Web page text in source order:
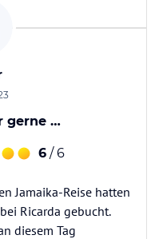
gerne …
6 / 6
Jamaika-Reise hatten
Ricarda gebucht.
diesem Tag